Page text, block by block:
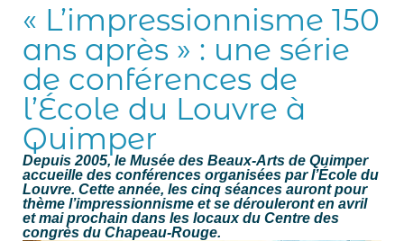
« L’impressionnisme 150
ans après » : une série
de conférences de
l’École du Louvre à
Quimper
Depuis 2005, le Musée des Beaux-Arts de Quimper
accueille des conférences organisées par l’École du
Louvre. Cette année, les cinq séances auront pour
thème l’impressionnisme et se dérouleront en avril
et mai prochain dans les locaux du Centre des
congrès du Chapeau-Rouge.